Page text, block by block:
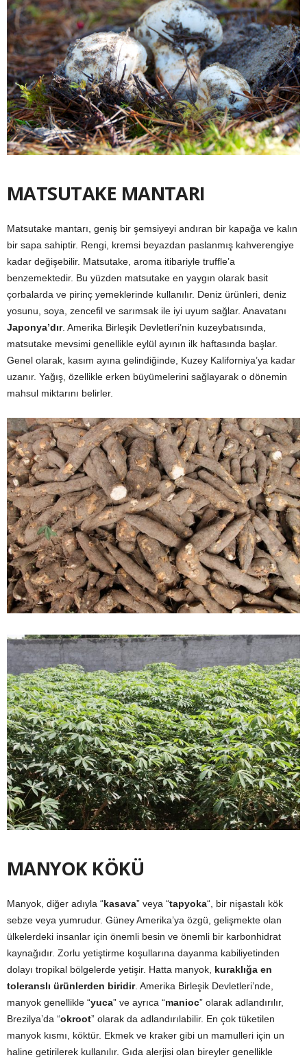
MATSUTAKE MANTARI
Matsutake mantarı, geniş bir şemsiyeyi andıran bir kapağa ve kalın
bir sapa sahiptir. Rengi, kremsi beyazdan paslanmış kahverengiye
kadar değişebilir. Matsutake, aroma itibariyle truffle’a
benzemektedir. Bu yüzden matsutake en yaygın olarak basit
çorbalarda ve pirinç yemeklerinde kullanılır. Deniz ürünleri, deniz
yosunu, soya, zencefil ve sarımsak ile iyi uyum sağlar. Anavatanı
Japonya’dır. Amerika Birleşik Devletleri’nin kuzeybatısında,
matsutake mevsimi genellikle eylül ayının ilk haftasında başlar.
Genel olarak, kasım ayına gelindiğinde, Kuzey Kaliforniya’ya kadar
uzanır. Yağış, özellikle erken büyümelerini sağlayarak o dönemin
mahsul miktarını belirler.
MANYOK KÖKÜ
Manyok, diğer adıyla “kasava” veya “tapyoka“, bir nişastalı kök
sebze veya yumrudur. Güney Amerika’ya özgü, gelişmekte olan
ülkelerdeki insanlar için önemli besin ve önemli bir karbonhidrat
kaynağıdır. Zorlu yetiştirme koşullarına dayanma kabiliyetinden
dolayı tropikal bölgelerde yetişir. Hatta manyok, kuraklığa en
toleranslı ürünlerden biridir. Amerika Birleşik Devletleri’nde,
manyok genellikle “yuca” ve ayrıca “manioc” olarak adlandırılır,
Brezilya’da “okroot” olarak da adlandırılabilir. En çok tüketilen
manyok kısmı, köktür. Ekmek ve kraker gibi un mamulleri için un
haline getirilerek kullanılır. Gıda alerjisi olan bireyler genellikle